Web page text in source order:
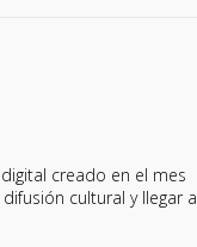
creado en el mes
cultural y llegar a